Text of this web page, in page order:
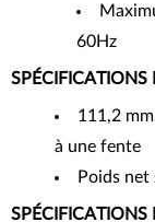
60Hz
111,2
à une fente
Poids net
SPÉCIFICATIONS